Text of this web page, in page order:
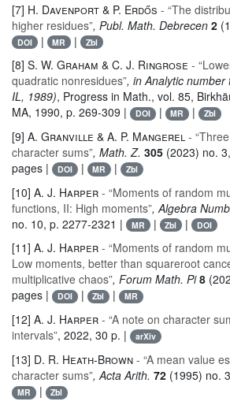
[7] H. Davenport & P. Erdős - “The
higher residues”, Publ. Math. Debrecen 2
DOI | MR | Zbl
[8] S. W. Graham & C. J. Ringrose -
quadratic nonresidues”, in Analytic number
IL, 1989), Progress in Math., vol. 85,
MA, 1990, p. 269-309 |
DOI | MR | Zbl
[9] A. Granville & A. P. Mangerel-
character sums”, Math. Z. 305 (2023) no.
pages |
DOI | MR | Zbl
[10] A. J. Harper - “Moments of random
functions, II: High moments”, Algebra
no. 10, p. 2277-2321 |
MR | Zbl | DOI
[11] A. J. Harper - “Moments of random
Low moments, better than squareroot
multiplicative chaos”, Forum Math. Pi8
pages |
DOI | Zbl | MR
[12] A. J. Harper - “A note on character
intervals”, 2022, 30 p. | arXiv
[13] D. R. Heath-Brown - “A mean value
character sums”, Acta Arith. 72 (1995) no.
MR | Zbl